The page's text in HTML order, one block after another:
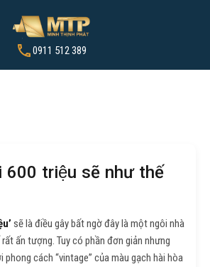
0911 512 389
600 triệu sẽ như thế
sẽ là điều gây bất ngờ đây là một ngôi nhà
ấn tượng. Tuy có phần đơn giản nhưng
cách “vintage” của màu gạch hài hòa